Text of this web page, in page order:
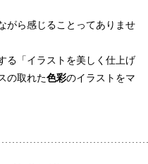
がら感じることってありませ
る「イラストを美しく仕上げ
の取れた色彩のイラストをマ